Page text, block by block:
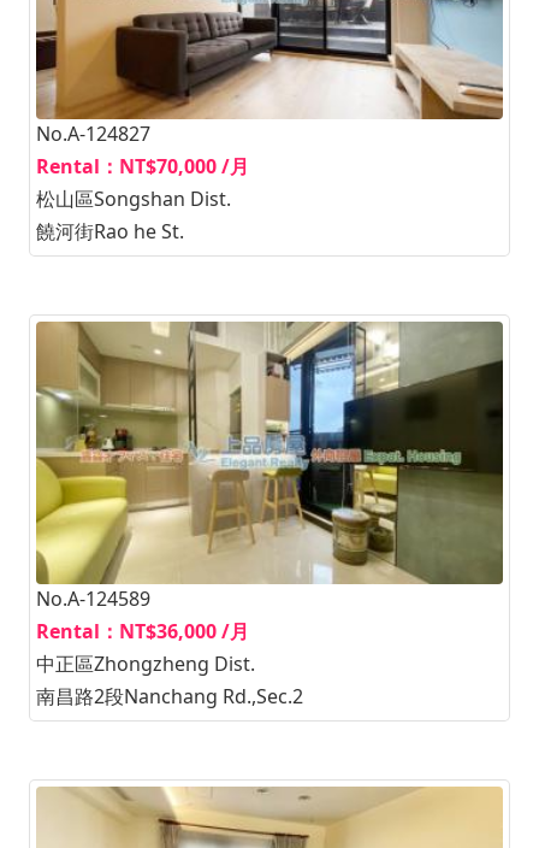
No.A-124827
Rental：NT$70,000 /月
松山區Songshan Dist.
饒河街Rao he St.
No.A-124589
Rental：NT$36,000 /月
中正區Zhongzheng Dist.
南昌路2段Nanchang Rd.,Sec.2